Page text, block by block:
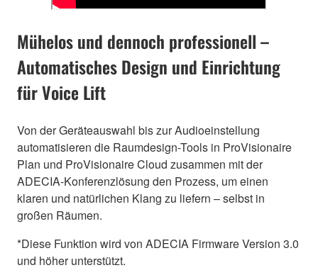
Mühelos und dennoch professionell –
Automatisches Design und Einrichtung
für Voice Lift
Von der Geräteauswahl bis zur Audioeinstellung
automatisieren die Raumdesign-Tools in ProVisionaire
Plan und ProVisionaire Cloud zusammen mit der
ADECIA-Konferenzlösung den Prozess, um einen
klaren und natürlichen Klang zu liefern – selbst in
großen Räumen.
*Diese Funktion wird von ADECIA Firmware Version 3.0
und höher unterstützt.